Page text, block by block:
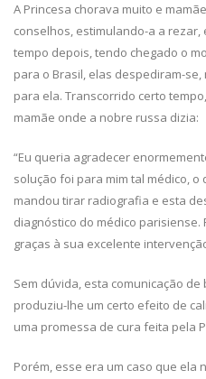
A Princesa chorava muito e
conselhos, estimulando-a a rezar,
tempo depois, tendo chegado o
para o Brasil, elas despediram-
para ela. Transcorrido certo
mamãe onde a nobre russa dizia:
“Eu queria agradecer
solução foi para mim tal médico,
mandou tirar radiografia e esta
diagnóstico do médico
graças à sua excelente
Sem dúvida, esta comunicação
produziu-lhe um certo efeito de
uma promessa de cura feita pela
Porém, esse era um caso que ela